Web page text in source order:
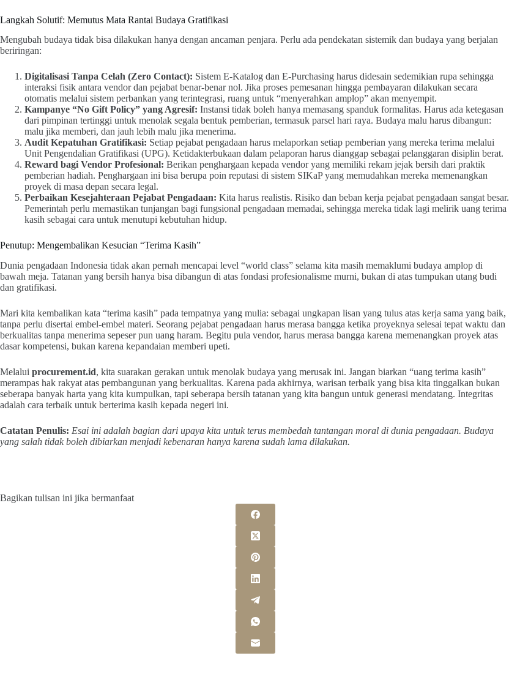
Langkah Solutif: Memutus Mata Rantai Budaya Gratifikasi
Mengubah budaya tidak bisa dilakukan hanya dengan ancaman penjara. Perlu ada pendekatan sistemik dan budaya yang berjalan
beriringan:
Digitalisasi Tanpa Celah (Zero Contact): Sistem E-Katalog dan E-Purchasing harus didesain sedemikian rupa sehingga
interaksi fisik antara vendor dan pejabat benar-benar nol. Jika proses pemesanan hingga pembayaran dilakukan secara
otomatis melalui sistem perbankan yang terintegrasi, ruang untuk “menyerahkan amplop” akan menyempit.
Kampanye “No Gift Policy” yang Agresif: Instansi tidak boleh hanya memasang spanduk formalitas. Harus ada ketegasan
dari pimpinan tertinggi untuk menolak segala bentuk pemberian, termasuk parsel hari raya. Budaya malu harus dibangun:
malu jika memberi, dan jauh lebih malu jika menerima.
Audit Kepatuhan Gratifikasi: Setiap pejabat pengadaan harus melaporkan setiap pemberian yang mereka terima melalui
Unit Pengendalian Gratifikasi (UPG). Ketidakterbukaan dalam pelaporan harus dianggap sebagai pelanggaran disiplin berat.
Reward bagi Vendor Profesional: Berikan penghargaan kepada vendor yang memiliki rekam jejak bersih dari praktik
pemberian hadiah. Penghargaan ini bisa berupa poin reputasi di sistem SIKaP yang memudahkan mereka memenangkan
proyek di masa depan secara legal.
Perbaikan Kesejahteraan Pejabat Pengadaan: Kita harus realistis. Risiko dan beban kerja pejabat pengadaan sangat besar.
Pemerintah perlu memastikan tunjangan bagi fungsional pengadaan memadai, sehingga mereka tidak lagi melirik uang terima
kasih sebagai cara untuk menutupi kebutuhan hidup.
Penutup: Mengembalikan Kesucian “Terima Kasih”
Dunia pengadaan Indonesia tidak akan pernah mencapai level “world class” selama kita masih memaklumi budaya amplop di
bawah meja. Tatanan yang bersih hanya bisa dibangun di atas fondasi profesionalisme murni, bukan di atas tumpukan utang budi
dan gratifikasi.
Mari kita kembalikan kata “terima kasih” pada tempatnya yang mulia: sebagai ungkapan lisan yang tulus atas kerja sama yang baik,
tanpa perlu disertai embel-embel materi. Seorang pejabat pengadaan harus merasa bangga ketika proyeknya selesai tepat waktu dan
berkualitas tanpa menerima sepeser pun uang haram. Begitu pula vendor, harus merasa bangga karena memenangkan proyek atas
dasar kompetensi, bukan karena kepandaian memberi upeti.
Melalui procurement.id, kita suarakan gerakan untuk menolak budaya yang merusak ini. Jangan biarkan “uang terima kasih”
merampas hak rakyat atas pembangunan yang berkualitas. Karena pada akhirnya, warisan terbaik yang bisa kita tinggalkan bukan
seberapa banyak harta yang kita kumpulkan, tapi seberapa bersih tatanan yang kita bangun untuk generasi mendatang. Integritas
adalah cara terbaik untuk berterima kasih kepada negeri ini.
Catatan Penulis: Esai ini adalah bagian dari upaya kita untuk terus membedah tantangan moral di dunia pengadaan. Budaya
yang salah tidak boleh dibiarkan menjadi kebenaran hanya karena sudah lama dilakukan.
Bagikan tulisan ini jika bermanfaat